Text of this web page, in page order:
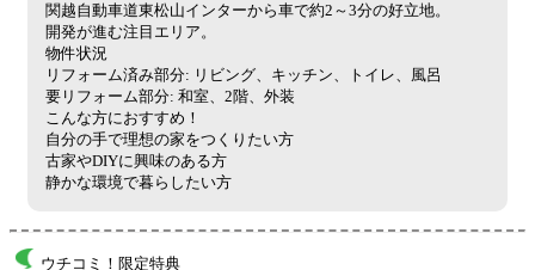
関越自動車道東松山インターから車で約2～3分の好立地。
開発が進む注目エリア。
物件状況
リフォーム済み部分: リビング、キッチン、トイレ、風呂
要リフォーム部分: 和室、2階、外装
こんな方におすすめ！
自分の手で理想の家をつくりたい方
古家やDIYに興味のある方
静かな環境で暮らしたい方
ウチコミ！限定特典